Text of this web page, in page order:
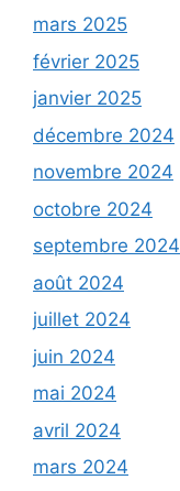
mars 2025
février 2025
janvier 2025
décembre 2024
novembre 2024
octobre 2024
septembre 2024
août 2024
juillet 2024
juin 2024
mai 2024
avril 2024
mars 2024